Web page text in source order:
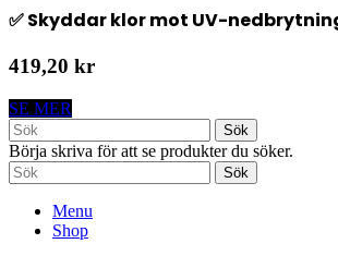
✅ Skyddar klor mot UV-
419,20 kr
SE MER
Sök
Börja skriva för att se produkter du söker.
Sök
Menu
Shop